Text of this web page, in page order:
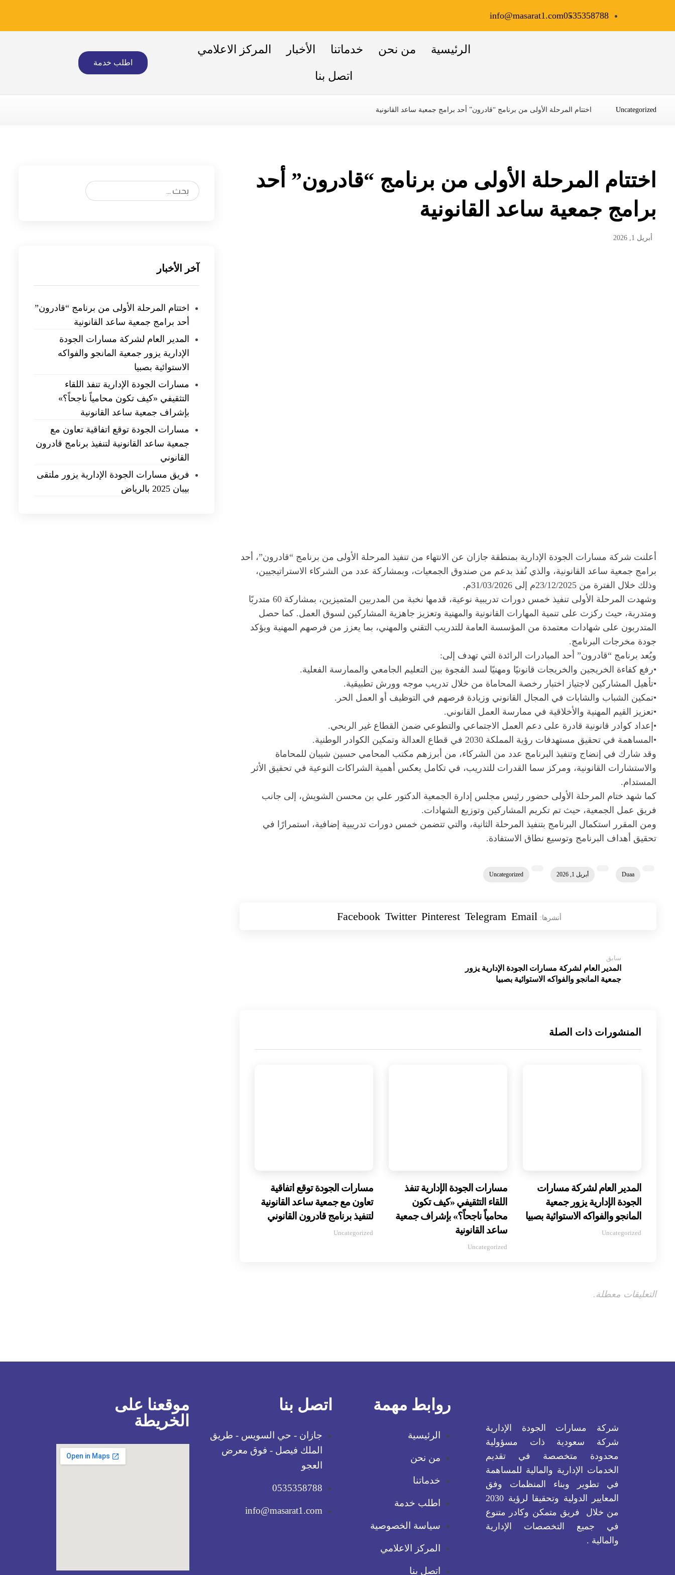
0535358788
info@masarat1.com
الرئيسية من نحن خدماتنا الأخبار المركز الاعلامي
اتصل بنا
اطلب خدمة
Uncategorized اختتام المرحلة الأولى من برنامج “قادرون” أحد برامج جمعية ساعد القانونية
اختتام المرحلة الأولى من برنامج “قادرون” أحد
برامج جمعية ساعد القانونية
أبريل 1, 2026
أعلنت شركة مسارات الجودة الإدارية بمنطقة جازان عن الانتهاء من تنفيذ المرحلة الأولى من برنامج “قادرون”، أحد
برامج جمعية ساعد القانونية، والذي نُفذ بدعم من صندوق الجمعيات، وبمشاركة عدد من الشركاء الاستراتيجيين،
وذلك خلال الفترة من 23/12/2025م إلى 31/03/2026م.
وشهدت المرحلة الأولى تنفيذ خمس دورات تدريبية نوعية، قدمها نخبة من المدربين المتميزين، بمشاركة 60 متدربًا
ومتدربة، حيث ركزت على تنمية المهارات القانونية والمهنية وتعزيز جاهزية المشاركين لسوق العمل. كما حصل
المتدربون على شهادات معتمدة من المؤسسة العامة للتدريب التقني والمهني، بما يعزز من فرصهم المهنية ويؤكد
جودة مخرجات البرنامج.
ويُعد برنامج “قادرون” أحد المبادرات الرائدة التي تهدف إلى:
•رفع كفاءة الخريجين والخريجات قانونيًا ومهنيًا لسد الفجوة بين التعليم الجامعي والممارسة الفعلية.
•تأهيل المشاركين لاجتياز اختبار رخصة المحاماة من خلال تدريب موجه وورش تطبيقية.
•تمكين الشباب والشابات في المجال القانوني وزيادة فرصهم في التوظيف أو العمل الحر.
•تعزيز القيم المهنية والأخلاقية في ممارسة العمل القانوني.
•إعداد كوادر قانونية قادرة على دعم العمل الاجتماعي والتطوعي ضمن القطاع غير الربحي.
•المساهمة في تحقيق مستهدفات رؤية المملكة 2030 في قطاع العدالة وتمكين الكوادر الوطنية.
وقد شارك في إنضاج وتنفيذ البرنامج عدد من الشركاء، من أبرزهم مكتب المحامي حسين شيبان للمحاماة
والاستشارات القانونية، ومركز سما القدرات للتدريب، في تكامل يعكس أهمية الشراكات النوعية في تحقيق الأثر
المستدام.
كما شهد ختام المرحلة الأولى حضور رئيس مجلس إدارة الجمعية الدكتور علي بن محسن الشويش، إلى جانب
فريق عمل الجمعية، حيث تم تكريم المشاركين وتوزيع الشهادات.
ومن المقرر استكمال البرنامج بتنفيذ المرحلة الثانية، والتي تتضمن خمس دورات تدريبية إضافية، استمرارًا في
تحقيق أهداف البرنامج وتوسيع نطاق الاستفادة.
Duaa أبريل 1, 2026 Uncategorized
Facebook Twitter Pinterest Telegram Email
سابق
المدير العام لشركة مسارات الجودة الإدارية يزور
جمعية المانجو والفواكه الاستوائية بصبيا
المنشورات ذات الصلة
المدير العام لشركة مسارات
الجودة الإدارية يزور جمعية
المانجو والفواكه الاستوائية بصبيا
Uncategorized
مسارات الجودة الإدارية تنفذ
اللقاء التثقيفي «كيف تكون
محامياً ناجحاً؟» بإشراف جمعية
ساعد القانونية
Uncategorized
مسارات الجودة توقع اتفاقية
تعاون مع جمعية ساعد القانونية
لتنفيذ برنامج قادرون القانوني
Uncategorized
التعليقات معطلة.
آخر الأخبار
اختتام المرحلة الأولى من برنامج “قادرون”
أحد برامج جمعية ساعد القانونية
المدير العام لشركة مسارات الجودة
الإدارية يزور جمعية المانجو والفواكه
الاستوائية بصبيا
مسارات الجودة الإدارية تنفذ اللقاء
التثقيفي «كيف تكون محامياً ناجحاً؟»
بإشراف جمعية ساعد القانونية
مسارات الجودة توقع اتفاقية تعاون مع
جمعية ساعد القانونية لتنفيذ برنامج قادرون
القانوني
فريق مسارات الجودة الإدارية يزور ملتقى
بيبان 2025 بالرياض
شركة مسارات الجودة الإدارية
شركة سعودية ذات مسؤولية
محدودة متخصصة في تقديم
الخدمات الإدارية والمالية للمساهمة
في تطوير وبناء المنظمات وفق
المعايير الدولية وتحقيقا لرؤية 2030
من خلال فريق متمكن وكادر متنوع
في جميع التخصصات الإدارية
والمالية .
روابط مهمة
الرئيسية
من نحن
خدماتنا
اطلب خدمة
سياسة الخصوصية
المركز الاعلامي
اتصل بنا
اتصل بنا
جازان - حي السويس - طريق
الملك فيصل - فوق معرض
العجو
0535358788
info@masarat1.com
موقعنا على
الخريطة